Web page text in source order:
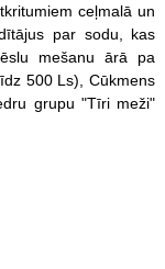
ceļmalā un
par sodu, kas
mešanu ārā pa
500 Ls), Cūkmens
grupu "Tīri meži"